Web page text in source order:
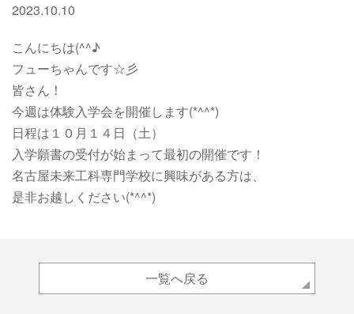
2023.10.10
こんにちは(^^♪
フューちゃんです☆彡
皆さん！
今週は体験入学会を開催します(*^^*)
日程は１０月１４日（土）
入学願書の受付が始まって最初の開催です！
名古屋未来工科専門学校に興味がある方は、
是非お越しください(*^^*)
一覧へ戻る